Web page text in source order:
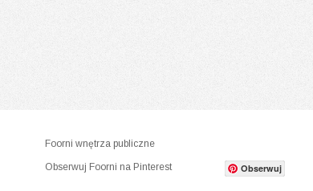
Foorni wnętrza publiczne
Obserwuj Foorni na Pinterest Obserwuj